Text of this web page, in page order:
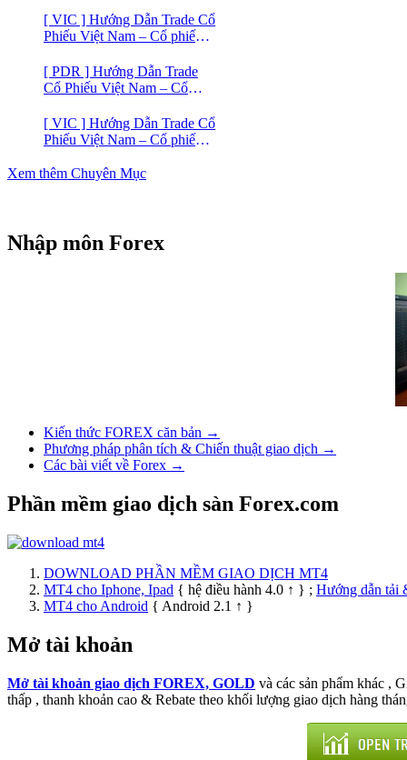
[ VIC ] Hướng Dẫn Trade Cổ
Phiếu Việt Nam – Cổ phiếu
[ PDR ] Hướng Dẫn Trade
Cổ Phiếu Việt Nam – Cổ
[ VIC ] Hướng Dẫn Trade Cổ
Phiếu Việt Nam – Cổ phiếu
Xem thêm Chuyên Mục
Nhập môn Forex
Kiến thức FOREX căn bản →
Phương pháp phân tích & Chiến thuật giao dịch →
Các bài viết về Forex →
Phần mềm giao dịch sàn Forex.com
DOWNLOAD PHẦN MỀM GIAO DỊCH MT4
MT4 cho Iphone, Ipad { hệ điều hành 4.0 ↑ } ; Hướng dẫn tải
MT4 cho Android { Android 2.1 ↑ }
Mở tài khoản
Mở tài khoản giao dịch FOREX, GOLD và các sản phẩm khác ,
thấp , thanh khoản cao & Rebate theo khối lượng giao dịch hàng